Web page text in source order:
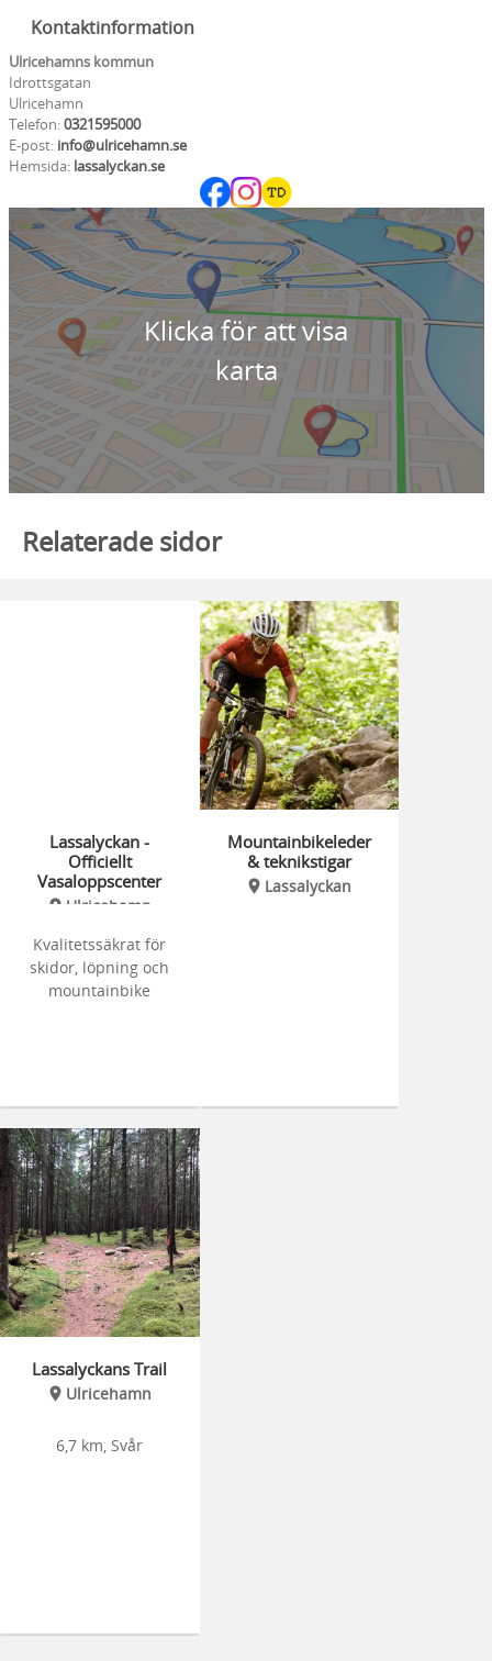
Kontaktinformation
Ulricehamns kommun
Idrottsgatan
Ulricehamn
Telefon:0321595000
E-post: info@ulricehamn.se
Hemsida: lassalyckan.se
Klicka för att visa
karta
Relaterade sidor
Lassalyckan -
Officiellt
Vasaloppscenter
Ulricehamn
Kvalitetssäkrat för
skidor, löpning och
mountainbike
Mountainbikeleder
& teknikstigar
Lassalyckan
Lassalyckans Trail
Ulricehamn
6,7 km, Svår